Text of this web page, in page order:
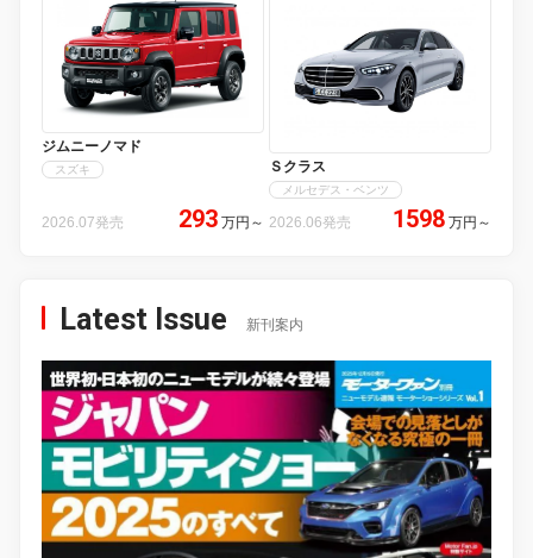
ジムニーノマド
スズキ
2026.07発売 293 万円 ～
Ｓクラス
メルセデス・ベンツ
2026.06発売 1598 万円 ～
Latest Issue 新刊案内